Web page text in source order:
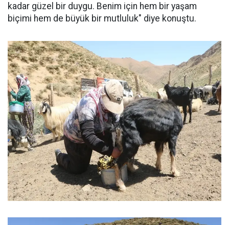
kadar güzel bir duygu. Benim için hem bir yaşam
biçimi hem de büyük bir mutluluk" diye konuştu.